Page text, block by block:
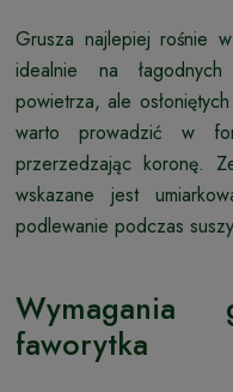
Grusza najlepiej rośnie
idealnie na
powietrza, ale
warto prowadzić w
przerzedzając koronę.
wskazane jest
podlewanie podczas
faworytka